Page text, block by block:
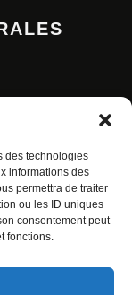
des technologies
informations des
permettra de traiter
ou les ID uniques
consentement peut
fonctions.
personnelles
POUR LES